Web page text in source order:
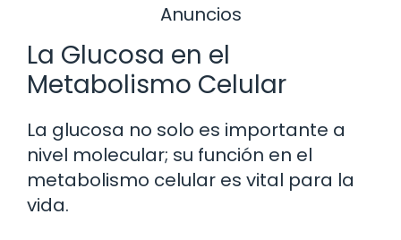
Anuncios
La Glucosa en el
Metabolismo Celular
La glucosa no solo es importante a
nivel molecular; su función en el
metabolismo celular es vital para la
vida.